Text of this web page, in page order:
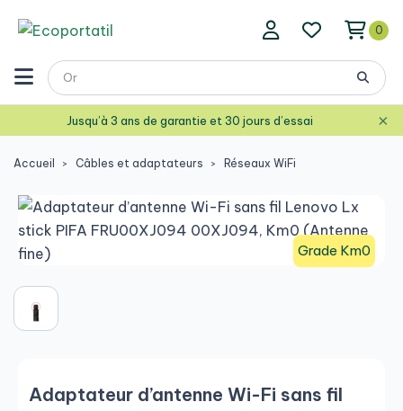
0
Jusqu’à 3 ans de garantie et 30 jours d’essai ×
Accueil Câbles et adaptateurs Réseaux WiFi
Grade Km0
Adaptateur d’antenne Wi-Fi sans fil